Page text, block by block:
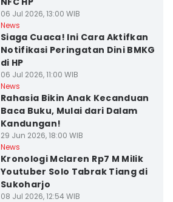
06 Jul 2026, 13:00 WIB
News
Siaga Cuaca! Ini Cara Aktifkan
Notifikasi Peringatan Dini BMKG
di HP
06 Jul 2026, 11:00 WIB
News
Rahasia Bikin Anak Kecanduan
Baca Buku, Mulai dari Dalam
Kandungan!
29 Jun 2026, 18:00 WIB
News
Kronologi Mclaren Rp7 M Milik
Youtuber Solo Tabrak Tiang di
Sukoharjo
08 Jul 2026, 12:54 WIB